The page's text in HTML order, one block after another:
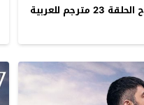
للعربية